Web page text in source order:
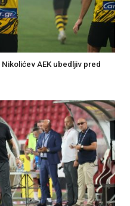
AEK ubedljiv pred